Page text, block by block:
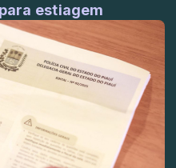
estiagem